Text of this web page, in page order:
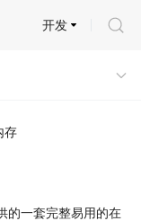
开发
存
的一套完整易用的在